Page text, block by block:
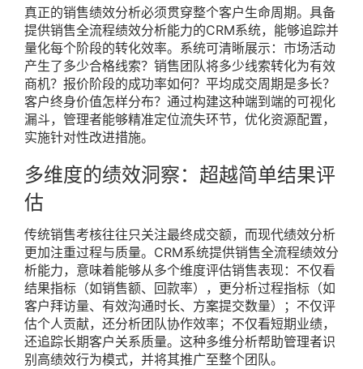
真正的销售绩效分析必须贯穿整个客户生命周期。具备
提供销售全流程绩效分析能力的CRM系统，能够追踪并
量化每个阶段的转化效率。系统可清晰展示：市场活动
产生了多少合格线索？销售团队将多少线索转化为有效
商机？报价阶段的成功率如何？平均成交周期是多长？
客户终身价值怎样分布？通过构建这种端到端的可视化
漏斗，管理者能够精准定位流失环节，优化资源配置，
实施针对性改进措施。
多维度的绩效洞察：超越简单结果评
估
传统销售考核往往只关注最终成交额，而现代绩效分析
更加注重过程与质量。CRM系统提供销售全流程绩效分
析能力，意味着能够从多个维度评估销售表现：不仅看
结果指标（如销售额、回款率），更分析过程指标（如
客户拜访量、有效沟通时长、方案提交数量）；不仅评
估个人贡献，还分析团队协作效率；不仅看短期业绩，
还追踪长期客户关系质量。这种多维分析帮助管理者识
别高绩效行为模式，并将其推广至整个团队。